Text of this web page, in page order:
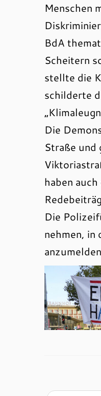
Menschen
BdA
Scheitern
stellte die
schilderte
Die
Straße und
haben
Die
nehmen, in